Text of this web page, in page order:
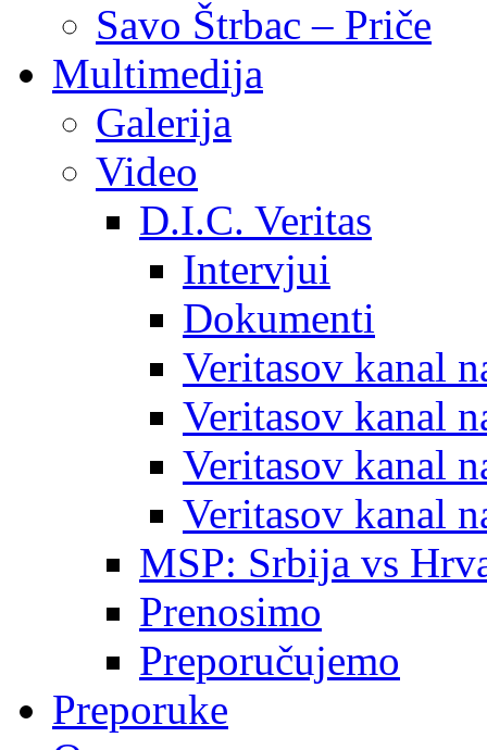
Savo Štrbac – Priče
Multimedija
Galerija
Video
D.I.C. Veritas
Intervjui
Dokumenti
Veritasov kanal
Veritasov kanal
Veritasov kanal
Veritasov kanal
MSP: Srbija vs
Prenosimo
Preporučujemo
Preporuke